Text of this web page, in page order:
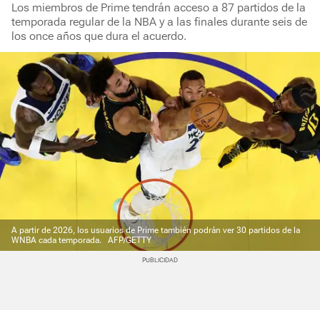
Los miembros de Prime tendrán acceso a 87 partidos de la
temporada regular de la NBA y a las finales durante seis de
los once años que dura el acuerdo.
A partir de 2026, los usuarios de Prime también podrán ver 30 partidos de la
WNBA cada temporada.
AFP/GETTY